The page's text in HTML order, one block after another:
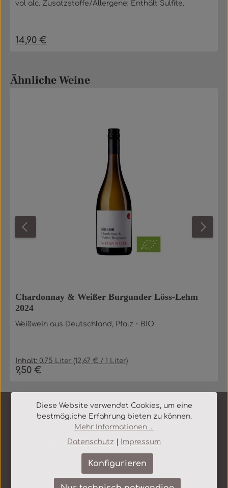
vol alc. Zusatzstoffe/Allergene: Enthält Sulfite.
Regulärer Preis:
14,90 €
Produktgalerie überspringen
Ähnliche Weine
Chardonnay & Weißer Burgunder Löss-Lehm
2024
Weißwein aus Deutschland, Pfalz・BIO
Inhalt:0.75 Liter (12,67 € / 1 Liter)
Regulärer Preis:
9,50 €
Service-Hotline
Shop Service
Informationen
Diese Website verwendet Cookies, um eine
bestmögliche Erfahrung bieten zu können.
Mehr Informationen ...
Datenschutz
Impressum
Konfigurieren